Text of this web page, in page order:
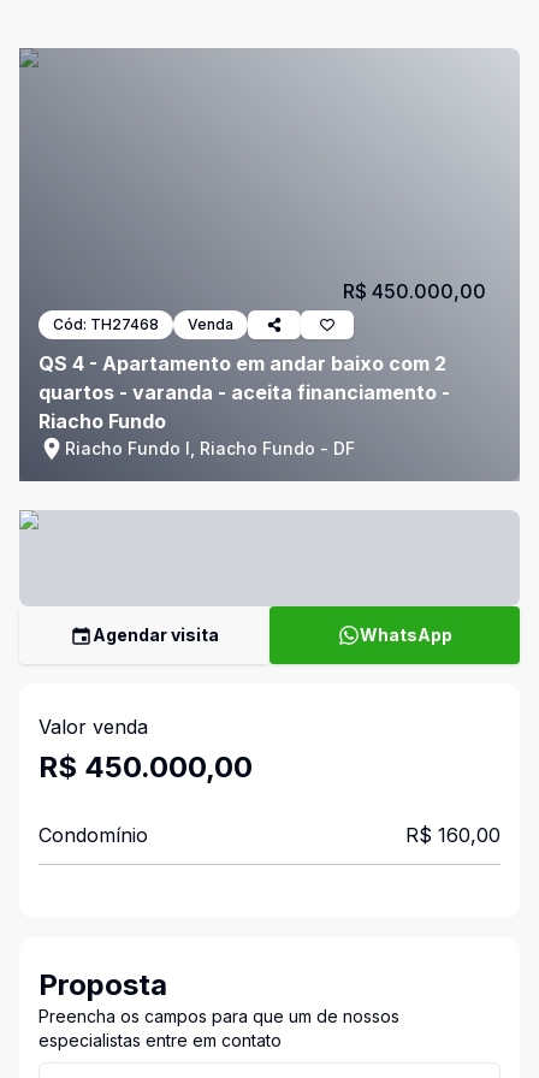
Cód: TH27468 Venda
QS 4 - Apartamento em andar baixo com 2
quartos - varanda - aceita financiamento -
Riacho Fundo
Riacho Fundo I, Riacho Fundo - DF
R$ 450.000,00
Agendar visita WhatsApp
Valor venda
R$ 450.000,00
Condomínio R$ 160,00
Proposta
Preencha os campos para que um de nossos
especialistas entre em contato